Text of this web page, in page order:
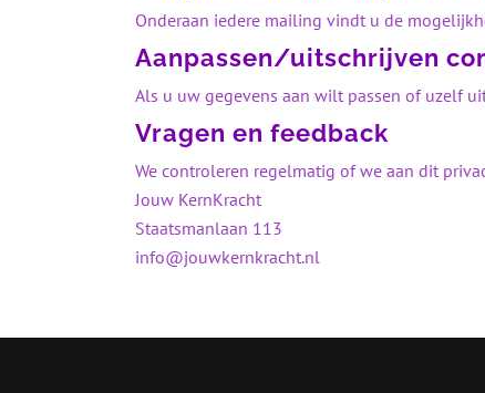
Onderaan iedere mailing vindt u de
Aanpassen/uitschrijven
Als u uw gegevens aan wilt passen of uzelf
Vragen en feedback
We controleren regelmatig of we aan dit
Jouw KernKracht
Staatsmanlaan 113
info@jouwkernkracht.nl